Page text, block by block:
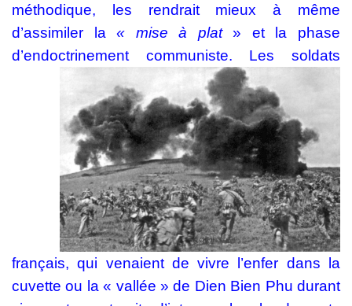
méthodique, les rendrait mieux à même
d’assimiler la« mise à plat» et la phase
d’endoctrinement communiste. Les soldats
français, qui venaient de vivre l’enfer dans la
cuvette ou la « vallée » de Dien Bien Phu durant